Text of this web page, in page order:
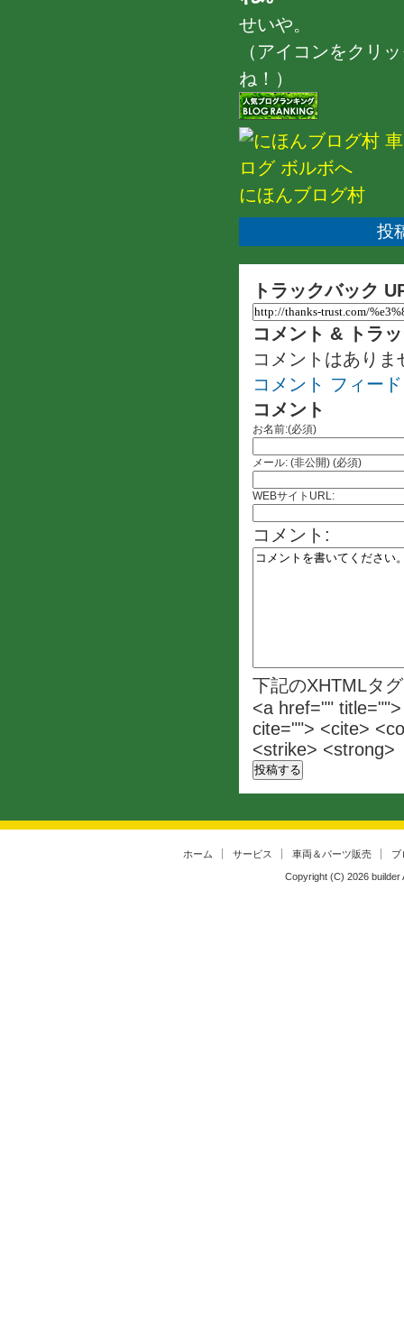
せいや。
（アイコンをクリ
ね！）
にほんブログ村
投
トラックバック
コメント & トラ
コメントはありま
コメント フィード
コメント
お名前:(必須)
メール: (非公開) (必須)
WEBサイトURL:
コメント:
下記のXHTMLタ
<a href=""
cite=""> <cite>
<strike> <strong>
ホーム サービス 車両＆パーツ販売 ブ
Copyright (C) 2026 builder